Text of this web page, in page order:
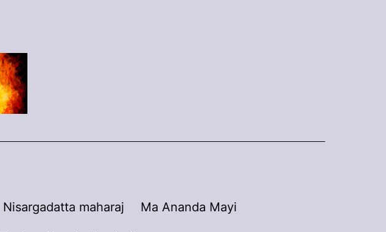
Nisargadatta maharaj Ma Ananda Mayi